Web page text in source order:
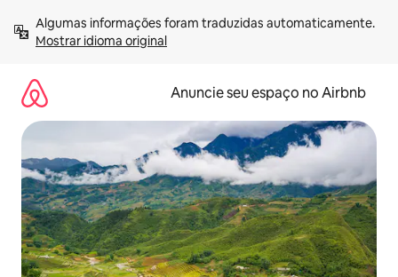
para
Mostrar idioma original
Anuncie seu espaço no Airbnb